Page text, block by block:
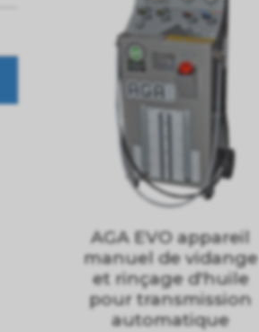
AGA EVO appareil
manuel de vidange
et rinçage d'huile
pour transmission
automatique